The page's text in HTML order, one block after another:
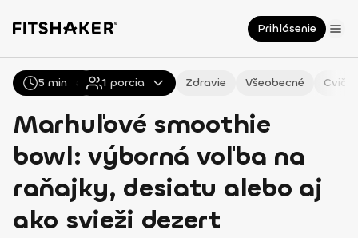
Prihlásenie
Všetky Recepty Zdravie Všeobecné
Marhuľové smoothie
bowl: výborná voľba na
raňajky, desiatu alebo aj
ako svieži dezert
5 min 1 porcia